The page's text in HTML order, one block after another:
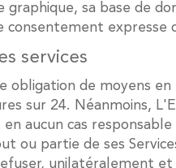
graphique, sa base de
consentement
services
obligation de moyens
sur 24. Néanmoins,
aucun cas
ou partie de ses